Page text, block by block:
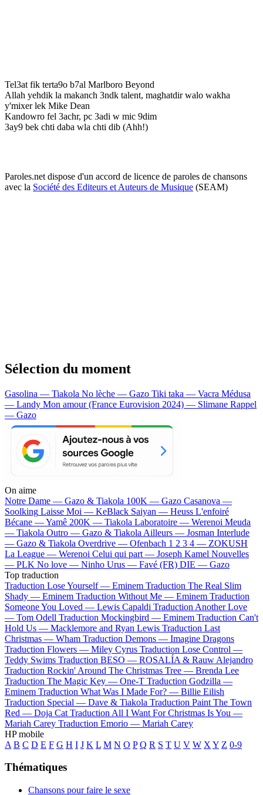
Tel3at fik terta9o b7al Marlboro Beyond
Allah yehdik la makanch 3ndk talent, maghatdir walo wakha
y'mixer lek Mike Dean
Kandowro fel 3achr, pc 3adi w mic 9dim
3ay9 bek chti daba wla chti dib (Ahh!)
Paroles.net dispose d'un accord de licence de paroles de chansons
avec la Société des Editeurs et Auteurs de Musique (SEAM)
Sélection du moment
Gasolina — Tiakola No lèche — Gazo Tiki taka — Vacra Médusa
— Landy Mon amour (France Eurovision 2024) — Slimane Rappel
— Gazo
On aime
Notre Dame — Gazo & Tiakola 100K — Gazo Casanova —
Soolking Laisse Moi — KeBlack Saiyan — Heuss L'enfoiré
Bécane —Yamê 200K — Tiakola Laboratoire — Werenoi Meuda
— Tiakola Outro — Gazo & Tiakola Ailleurs — Josman Interlude
— Gazo & Tiakola Overdrive — Ofenbach 1 2 3 4 — ZOKUSH
La League — Werenoi Celui qui part — Joseph Kamel Nouvelles
— PLK No love — Ninho Urus — Favé (FR) DIE — Gazo
Top traduction
Traduction Lose Yourself — Eminem Traduction The Real Slim
Shady — Eminem Traduction Without Me — Eminem Traduction
Someone You Loved — Lewis Capaldi Traduction Another Love
— Tom Odell Traduction Mockingbird — Eminem Traduction Can't
Hold Us — Macklemore and Ryan Lewis Traduction Last
Christmas — Wham Traduction Demons — Imagine Dragons
Traduction Flowers — Miley Cyrus Traduction Lose Control —
Teddy Swims Traduction BESO — ROSALÍA & Rauw Alejandro
Traduction Rockin' Around The Christmas Tree — Brenda Lee
Traduction The Magic Key — One-T Traduction Godzilla —
Eminem Traduction What Was I Made For? — Billie Eilish
Traduction Special — Dave & Tiakola Traduction Paint The Town
Red — Doja Cat Traduction All I Want For Christmas Is You —
Mariah Carey Traduction Emorio — Mariah Carey
HP mobile
A B C D E F G H I J K L M N O P Q R S T U V W X Y Z 0-9
Thématiques
Chansons pour faire le sexe